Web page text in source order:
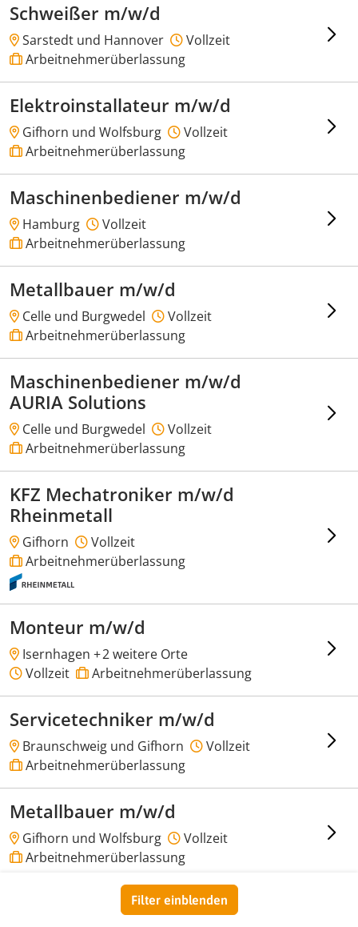
Filter einblenden
Schweißer m/w/d
Sarstedt und Hannover
Vollzeit
Arbeitnehmerüberlassung
Elektroinstallateur m/w/d
Gifhorn und Wolfsburg
Vollzeit
Arbeitnehmerüberlassung
Maschinenbediener m/w/d
Hamburg
Vollzeit
Arbeitnehmerüberlassung
Metallbauer m/w/d
Celle und Burgwedel
Vollzeit
Arbeitnehmerüberlassung
Maschinenbediener m/w/d
AURIA Solutions
Celle und Burgwedel
Vollzeit
Arbeitnehmerüberlassung
KFZ Mechatroniker m/w/d
Rheinmetall
Gifhorn
Vollzeit
Arbeitnehmerüberlassung
Monteur m/w/d
Isernhagen +2 weitere Orte
Vollzeit
Arbeitnehmerüberlassung
Servicetechniker m/w/d
Braunschweig und Gifhorn
Vollzeit
Arbeitnehmerüberlassung
Metallbauer m/w/d
Gifhorn und Wolfsburg
Vollzeit
Arbeitnehmerüberlassung
Produktionsmitarbeiter